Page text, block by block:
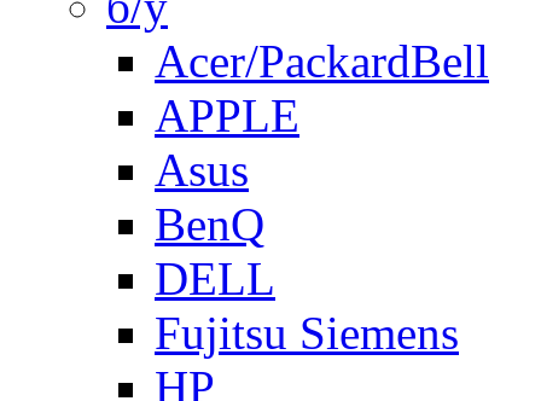
Acer/PackardBell
APPLE
Asus
BenQ
DELL
Fujitsu Siemens
HP